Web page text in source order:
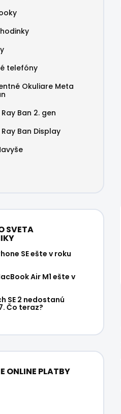
telefóny
Okuliare Meta
Ban 2. gen
Ban Display
SVETA
SE ešte v roku
Air M1 ešte v
SE 2 nedostanú
Čo teraz?
ONLINE PLATBY